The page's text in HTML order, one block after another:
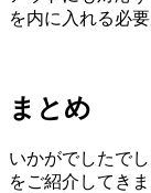
を内に入れる必要
まとめ
いかがでしたで
をご紹介してき